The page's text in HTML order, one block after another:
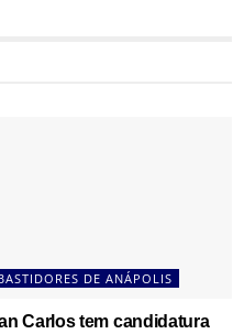
DE ANÁPOLIS
Carlos tem candidatura